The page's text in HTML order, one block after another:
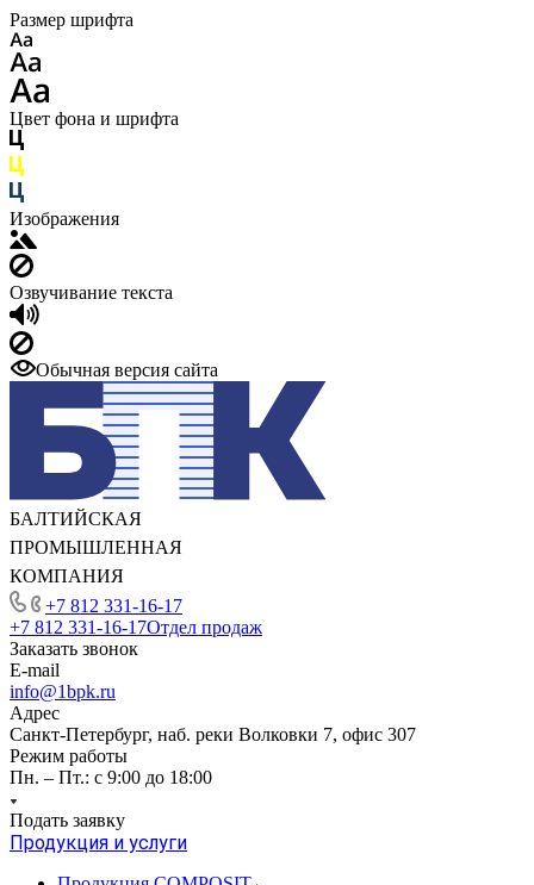
Размер шрифта
Цвет фона и шрифта
Изображения
Озвучивание текста
Обычная версия сайта
БАЛТИЙСКАЯ
ПРОМЫШЛЕННАЯ
КОМПАНИЯ
+7 812 331-16-17
+7 812 331-16-17Отдел продаж
Заказать звонок
E-mail
info@1bpk.ru
Адрес
Санкт-Петербург, наб. реки Волковки 7, офис 307
Режим работы
Пн. – Пт.: с 9:00 до 18:00
Подать заявку
Продукция и услуги